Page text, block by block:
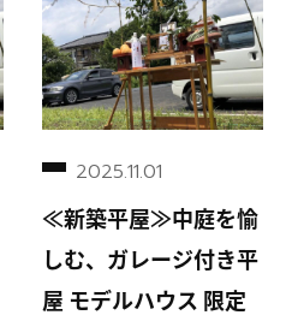
≪新築平屋≫中庭を愉
しむ、ガレージ付き平
屋 モデルハウス 限定
2025.11.01